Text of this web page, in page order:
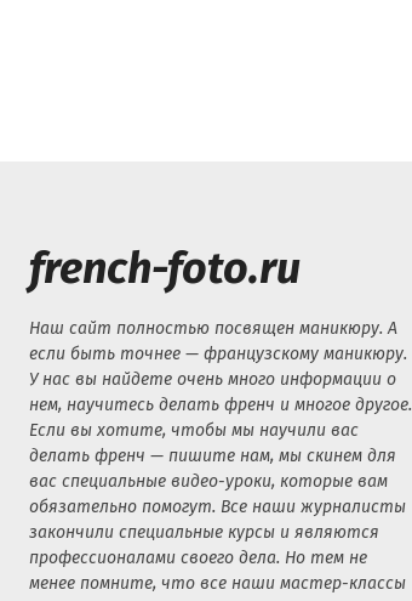
french-foto.ru
Наш сайт полностью посвящен маникюру. А
если быть точнее — французскому маникюру.
У нас вы найдете очень много информации о
нем, научитесь делать френч и многое другое.
Если вы хотите, чтобы мы научили вас
делать френч — пишите нам, мы скинем для
вас специальные видео-уроки, которые вам
обязательно помогут. Все наши журналисты
закончили специальные курсы и являются
профессионалами своего дела. Но тем не
менее помните, что все наши мастер-классы